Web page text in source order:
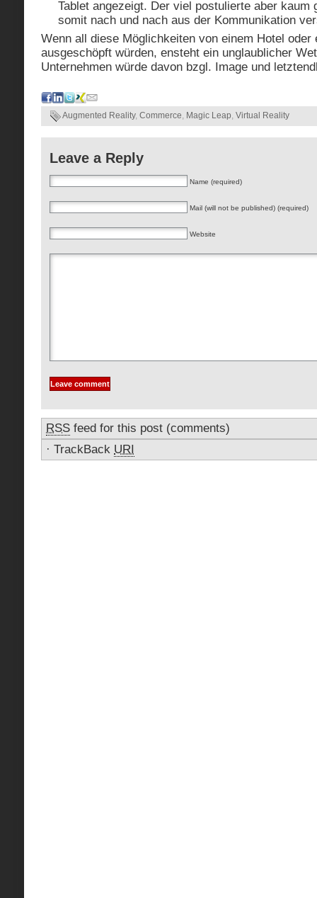
Tablet angezeigt. Der viel postulierte aber kaum
somit nach und nach aus der Kommunikation
Wenn all diese Möglichkeiten von einem Hotel oder
ausgeschöpft würden, ensteht ein unglaublicher
Unternehmen würde davon bzgl. Image und
Augmented Reality, Commerce, Magic Leap, Virtual Reality
Leave a Reply
Name (required)
Mail (will not be published) (required)
Website
RSS feed for this post (comments)
· TrackBack URI